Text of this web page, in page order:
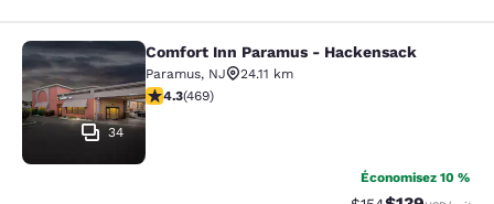
Comfort Inn Paramus - Hackensack
34
Comfort Inn Paramus - Hackensack
Paramus, NJ
24.11 km
4.29 étoiles. Excellent. 469 commentaires
4.3(469)
Économisez 10 %